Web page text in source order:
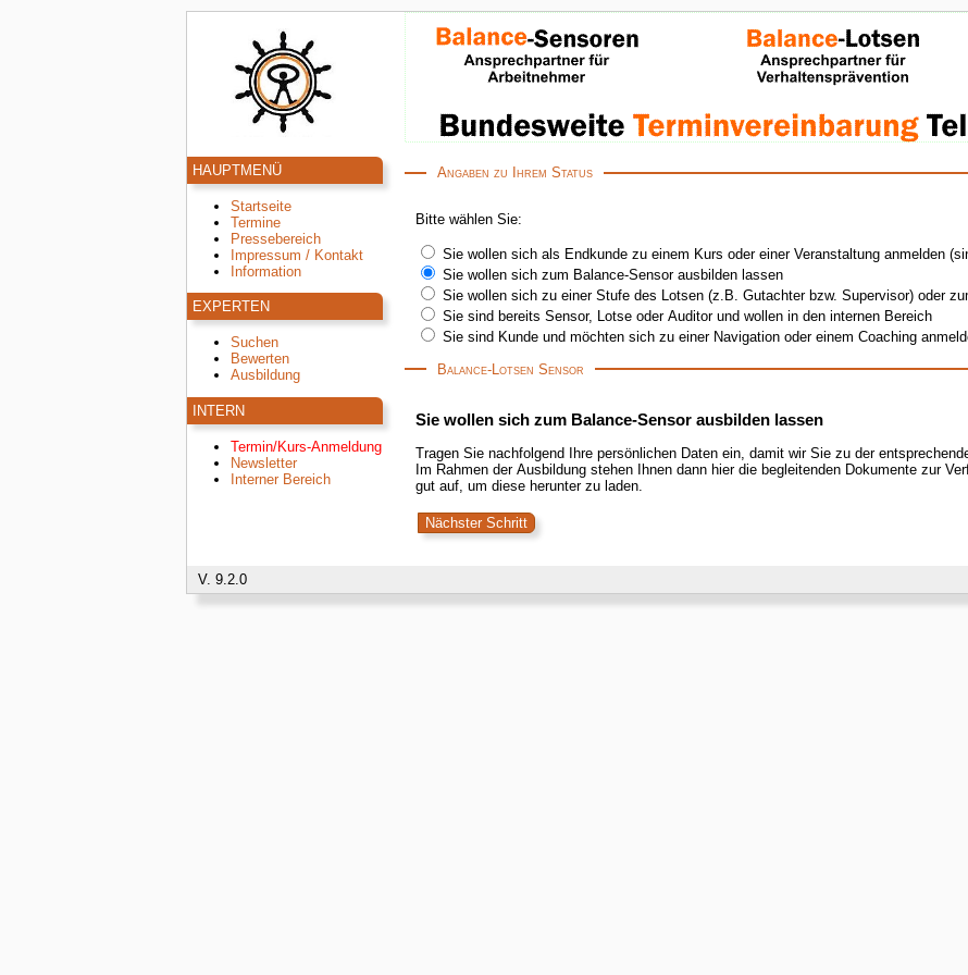
HAUPTMENÜ
Startseite
Termine
Pressebereich
Impressum / Kontakt
Information
EXPERTEN
Suchen
Bewerten
Ausbildung
INTERN
Termin/Kurs-Anmeldung
Newsletter
Interner Bereich
Angaben zu Ihrem Status
Bitte wählen Sie:
Sie wollen sich als Endkunde zu einem Kurs oder einer Veranstaltung anmelden
Sie wollen sich zum Balance-Sensor ausbilden lassen
Sie wollen sich zu einer Stufe des Lotsen (z.B. Gutachter bzw. Supervisor) oder
Sie sind bereits Sensor, Lotse oder Auditor und wollen in den internen Bereich
Sie sind Kunde und möchten sich zu einer Navigation oder einem Coaching
Balance-Lotsen Sensor
Sie wollen sich zum Balance-Sensor ausbilden lassen
Tragen Sie nachfolgend Ihre persönlichen Daten ein, damit wir Sie zu der
Im Rahmen der Ausbildung stehen Ihnen dann hier die begleitenden Dokumente zur
gut auf, um diese herunter zu laden.
V. 9.2.0